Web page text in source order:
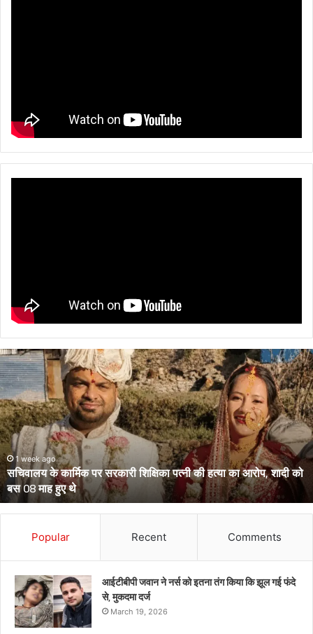
उत्तराखंड
के
दो
आईपीएस
पहुंचे
हाईकोर्ट,
आईजी
से
डीआईजी
बनाकर
भेजे
गए
प्रतिनियुक्ति
March 13, 2026
उत्तराखंड के दो आईपीएस पहुंचे हाईकोर्ट, आईजी से डीआईजी बनाकर भेजे गए
थे केंद्रीय प्रतिनियुक्ति पर
Popular Recent Comments
आईटीबीपी जवान ने नर्स को इतना तंग किया कि झूल गई फंदे
से, मुकदमा दर्ज
March 19, 2026